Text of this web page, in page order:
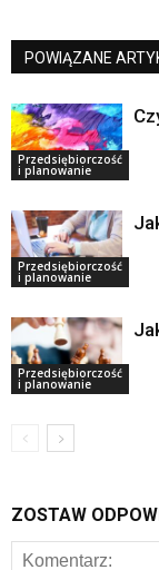
POWIĄZANE
Przedsiębiorczość
i planowanie
Przedsiębiorczość
i planowanie
Przedsiębiorczość
i planowanie
ZOSTAW